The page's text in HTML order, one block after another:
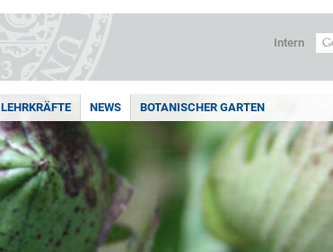
Intern
LEHRKRÄFTE NEWS BOTANISCHER GARTEN